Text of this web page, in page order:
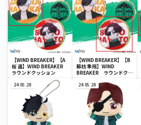
【WIND BREAKER】【A
桜 遥】WIND BREAKER
ラウンドクッション
【WIND BREAKER】【B
蘇枋 隼飛】WIND
BREAKER ラウンドクッ
24.05.28 24.05.28